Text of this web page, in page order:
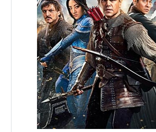
インファナル・デイズ 逆転人生（
ダンス・ウィズ・ドラゴン（1991）
極道追踪（1991） 出演
蒼き獣たち（1991） 出演
ラスト・ブラッド／修羅を追え（
暗黒英雄伝（1991） 出演
神鳥伝説（1991） 出演
炎の大捜査線（1991） 出演
アンディ・ラウ／武闘派列伝
（1990